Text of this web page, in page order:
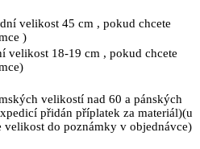
velikost 45 cm , pokud chcete
)
velikost 18-19 cm , pokud chcete
velikostí nad 60 a pánských
přidán příplatek za materiál)(u
velikost do poznámky v objednávce)